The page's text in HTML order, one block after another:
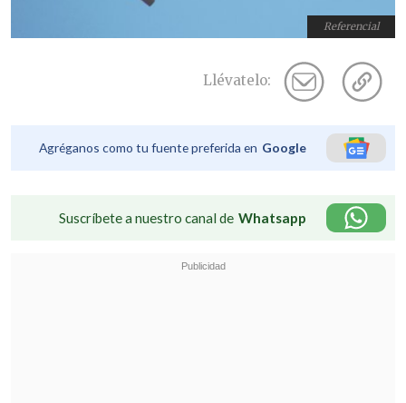
Referencial
Llévatelo:
Agréganos como tu fuente preferida en Google
Suscríbete a nuestro canal de Whatsapp